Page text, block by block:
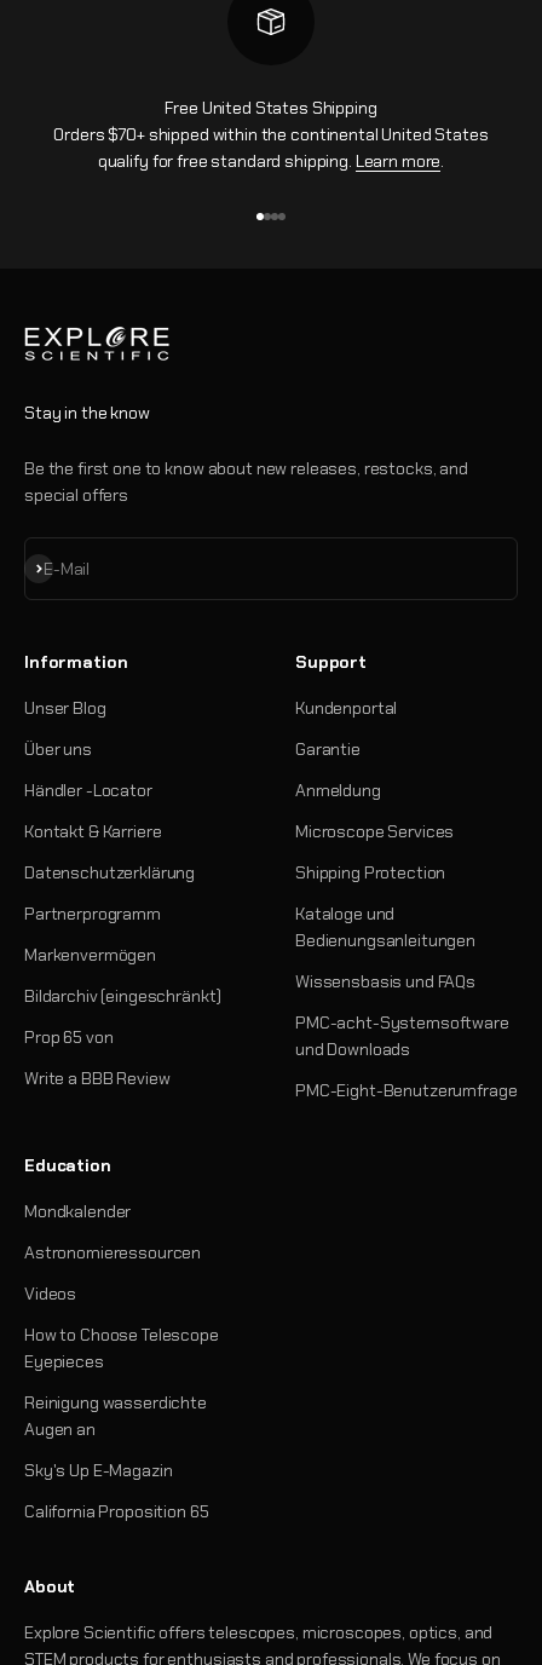
Free United States Shipping
Orders $70+ shipped within the continental United States
qualify for free standard shipping. Learn more.
Stay in the know
Be the first one to know about new releases, restocks, and
special offers
E-Mail
Abonnieren
Information
Unser Blog
Über uns
Händler -Locator
Kontakt & Karriere
Datenschutzerklärung
Partnerprogramm
Markenvermögen
Bildarchiv (eingeschränkt)
Prop 65 von
Write a BBB Review
Support
Kundenportal
Garantie
Anmeldung
Microscope Services
Shipping Protection
Kataloge und
Bedienungsanleitungen
Wissensbasis und FAQs
PMC-acht-Systemsoftware
und Downloads
PMC-Eight-Benutzerumfrage
Education
Mondkalender
Astronomieressourcen
Videos
How to Choose Telescope
Eyepieces
Reinigung wasserdichte
Augen an
Sky's Up E-Magazin
California Proposition 65
About
Explore Scientific offers telescopes, microscopes, optics, and
STEM products for enthusiasts and professionals. We focus on